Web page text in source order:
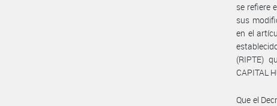
se refiere
sus
en el
(RIPTE)
CAPITAL
Que el